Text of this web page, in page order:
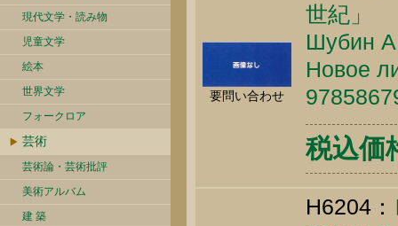
現代文学・読み物
児童文学
絵本
世界文学
フォークロア
芸術
芸術論・芸術批評
美術アルバム
建 築
要問い合わせ
世紀」
Шубин
Новое
税込価
H6204：